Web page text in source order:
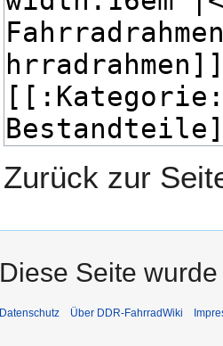
Zurück zur
Diese Seite
Datenschutz Über DDR-FahrradWiki